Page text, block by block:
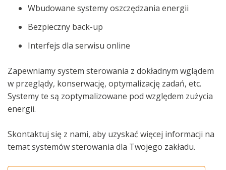
Wbudowane systemy oszczędzania energii
Bezpieczny back-up
Interfejs dla serwisu online
Zapewniamy system sterowania z dokładnym wglądem
w przeglądy, konserwację, optymalizację zadań, etc.
Systemy te są zoptymalizowane pod względem zużycia
energii.
Skontaktuj się z nami, aby uzyskać więcej informacji na
temat systemów sterowania dla Twojego zakładu.